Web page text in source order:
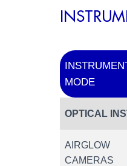
MODE
OPTICAL
AIRGLOW
CAMERAS